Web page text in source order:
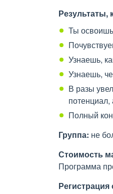
Результаты,
Ты
Узнаешь,
Узнаешь,
В разы
Полный
Группа: не
Стоимость
Программа
Регистрация